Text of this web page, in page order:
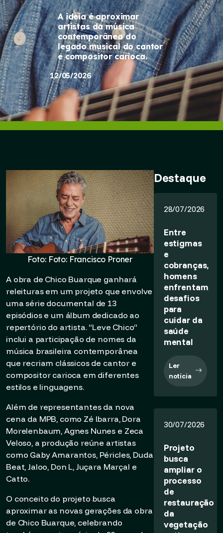
A ideia é aproximar
artistas da música
contemporânea do
legado musical do cantor
e compositor carioca.
12/05/2026
Foto: Foto: Francisco Proner
A obra de Chico Buarque ganhará
releituras em um projeto que envolve
uma série documental de 13
episódios e um álbum dedicado ao
repertório do artista. “Leve Chico”
inclui a participação de nomes da
música brasileira contemporânea
que recriam clássicos de cantor e
compositor carioca em diferentes
estilos e linguagens.
Além de representantes da nova
cena da MPB, como Zé Ibarra, Dora
Morelenbaum, Agnes Nunes e Zeca
Veloso, a produção reúne artistas
como Gaby Amarantos, Péricles, Duda
Beat, Jaloo, Don L, Juçara Marçal e
Catto.
O conceito do projeto busca
aproximar as novas gerações da obra
de Chico Buarque, celebrando
Destaque
28/07/2026
Entre
estigmas
e
cobranças,
homens
enfrentam
desafios
para
cuidar da
saúde
mental
Ler
notícia
30/07/2026
Projeto
busca
ampliar o
processo
de
restauração
da
vegetação